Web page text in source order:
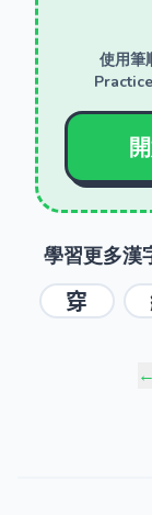
使用筆
學習更多
穿